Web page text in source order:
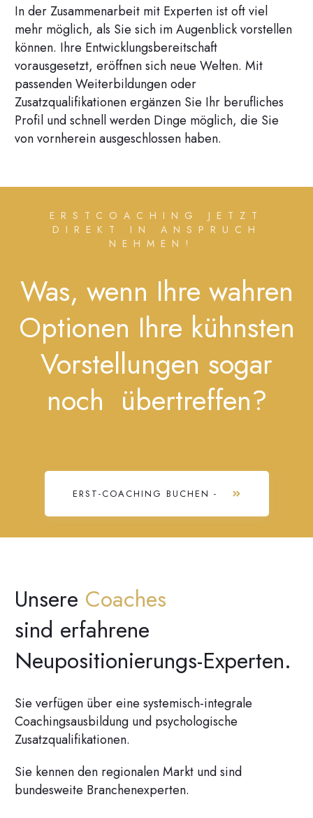
In der Zusammenarbeit mit Experten ist oft viel
mehr möglich, als Sie sich im Augenblick vorstellen
können. Ihre Entwicklungsbereitschaft
vorausgesetzt, eröffnen sich neue Welten. Mit
passenden Weiterbildungen oder
Zusatzqualifikationen ergänzen Sie Ihr berufliches
Profil und schnell werden Dinge möglich, die Sie
von vornherein ausgeschlossen haben.
ERSTCOACHING JETZT
DIREKT IN ANSPRUCH
NEHMEN!
Was, wenn Ihre wahren
Optionen Ihre kühnsten
Vorstellungen sogar
noch übertreffen?
ERST-COACHING BUCHEN -
Unsere Coaches
sind erfahrene
Neupositionierungs-Experten.
Sie verfügen über eine systemisch-integrale
Coachingsausbildung und psychologische
Zusatzqualifikationen.
Sie kennen den regionalen Markt und sind
bundesweite Branchenexperten.